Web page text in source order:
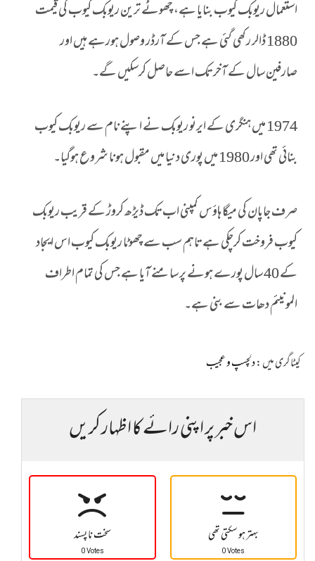
استعمال ریوبک کیوب بنایا ہے، چھوٹے ترین ریوبک کیوب کی قیمت
1880 ڈالر رکھی گئی ہے جس کے آرڈر وصول ہورہے ہیں اور
صارفین سال کے آخر تک اسے حاصل کرسکیں گے۔
1974 میں ہنگری کے ایرنو ریوبک نے اپنے نام سے ریوبک کیوب
بنائی تھی اور 1980 میں پوری دنیا میں مقبول ہونا شروع ہوگیا۔
صرف جاپان کی میگا ہاؤس کمپنی اب تک ڈیڑھ کروڑ کے قریب ریوبک
کیوب فروخت کرچکی ہے تاہم سب سے چھوٹا ریوبک کیوب اس ایجاد
کے 40 سال پورے ہونے پر سامنے آیا ہے جس کی تمام اطراف
المونیئم دھات سے بنی ہے۔
کیٹاگری میں :دلچسپ و عجیب
اس خبر پر اپنی رائے کا اظہار کریں
سخت نا پسند
0 Votes
بہتر ہو سکتی تھی
0 Votes